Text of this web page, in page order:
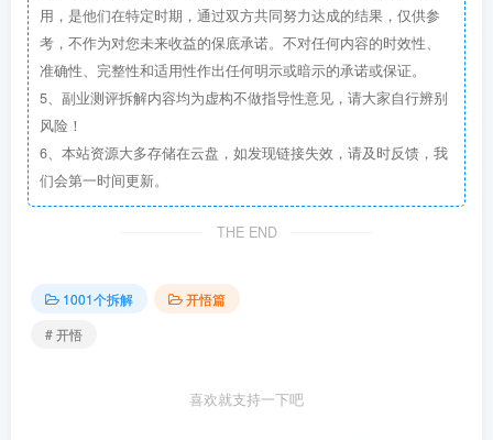
用，是他们在特定时期，通过双方共同努力达成的结果，仅供参
考，不作为对您未来收益的保底承诺。不对任何内容的时效性、
准确性、完整性和适用性作出任何明示或暗示的承诺或保证。
5、副业测评拆解内容均为虚构不做指导性意见，请大家自行辨别
风险！
6、本站资源大多存储在云盘，如发现链接失效，请及时反馈，我
们会第一时间更新。
THE END
1001个拆解
开悟篇
# 开悟
喜欢就支持一下吧